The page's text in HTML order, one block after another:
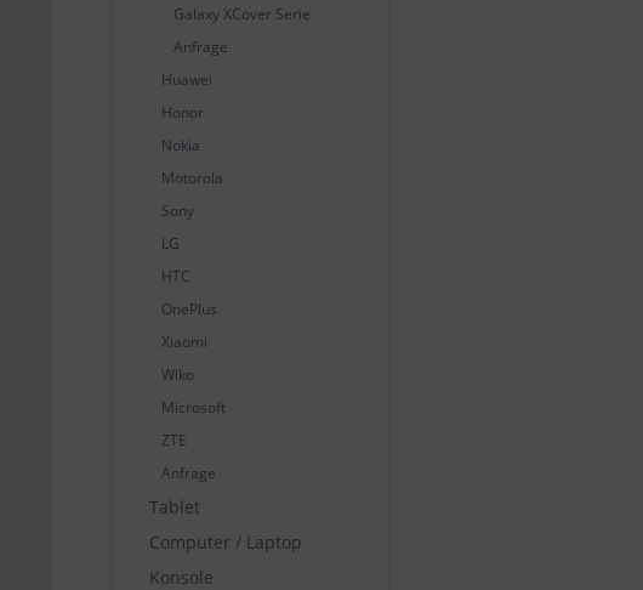
Galaxy XCover Serie
Anfrage
Huawei
Honor
Nokia
Motorola
Sony
LG
HTC
OnePlus
Xiaomi
Wiko
Microsoft
ZTE
Anfrage
Tablet
Computer / Laptop
Konsole